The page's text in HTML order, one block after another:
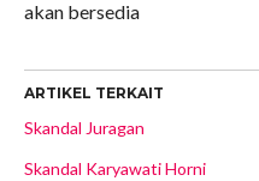
akan bersedia
ARTIKEL TERKAIT
Skandal Juragan
Skandal Karyawati Horni